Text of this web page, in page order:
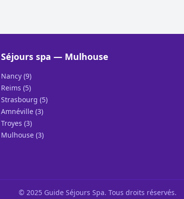
Séjours spa — Mulhouse
Nancy (9)
Reims (5)
Strasbourg (5)
Amnéville (3)
Troyes (3)
Mulhouse (3)
© 2025 Guide Séjours Spa. Tous droits réservés.